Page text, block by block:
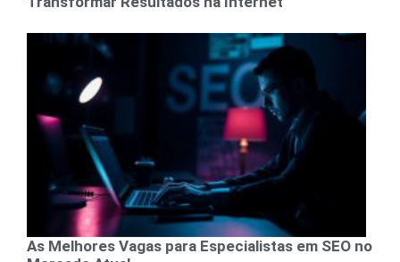
As Melhores Vagas para Especialistas em SEO no